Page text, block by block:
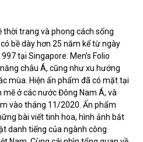
thời trang và phong cách sống
bề dày hơn 25 năm kể từ ngày
tại Singapore. Men’s Folio
châu Á, cũng như xu hướng
mùa. Hiện ấn phẩm đã có mặt tại
ở các nước Đông Nam Á, và
vào tháng 11/2020. Ấn phẩm
bài viết tinh hoa, hình ảnh bắt
danh tiếng của ngành công